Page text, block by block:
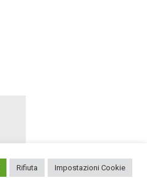
Rifiuta Impostazioni Cookie